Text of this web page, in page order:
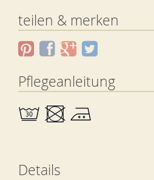
teilen & merken
Pflegeanleitung
Details